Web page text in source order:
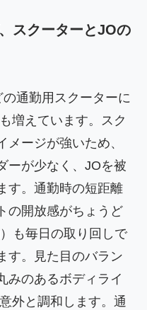
スクーターとJOの
通勤用スクーターに
増えています。スク
ージが強いため、
ーが少なく、JOを被
す。通勤時の短距離
の開放感がちょうど
も毎日の取り回しで
す。見た目のバラン
みのあるボディライ
外と調和します。通